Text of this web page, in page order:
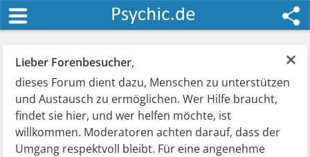
×
Lieber Forenbesucher,
dieses Forum dient dazu, Menschen zu unterstützen
und Austausch zu ermöglichen. Wer Hilfe braucht,
findet sie hier, und wer helfen möchte, ist
willkommen. Moderatoren achten darauf, dass der
Umgang respektvoll bleibt. Für eine angenehme